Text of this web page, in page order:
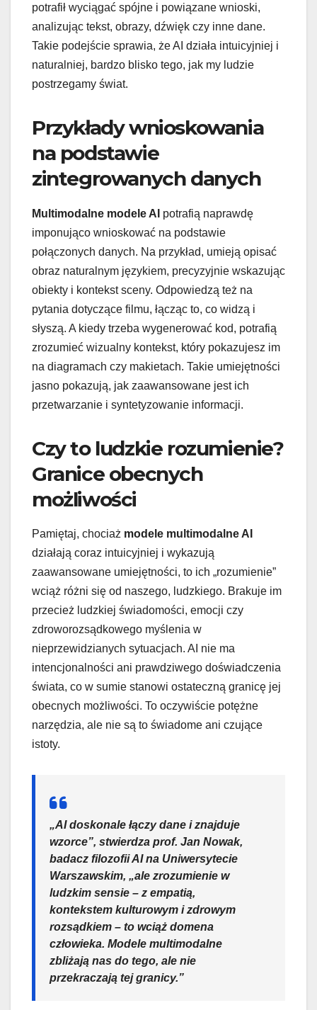
potrafił wyciągać spójne i powiązane wnioski,
analizując tekst, obrazy, dźwięk czy inne dane.
Takie podejście sprawia, że AI działa intuicyjniej i
naturalniej, bardzo blisko tego, jak my ludzie
postrzegamy świat.
Przykłady wnioskowania
na podstawie
zintegrowanych danych
Multimodalne modele AI potrafią naprawdę
imponująco wnioskować na podstawie
połączonych danych. Na przykład, umieją opisać
obraz naturalnym językiem, precyzyjnie wskazując
obiekty i kontekst sceny. Odpowiedzą też na
pytania dotyczące filmu, łącząc to, co widzą i
słyszą. A kiedy trzeba wygenerować kod, potrafią
zrozumieć wizualny kontekst, który pokazujesz im
na diagramach czy makietach. Takie umiejętności
jasno pokazują, jak zaawansowane jest ich
przetwarzanie i syntetyzowanie informacji.
Czy to ludzkie rozumienie?
Granice obecnych
możliwości
Pamiętaj, chociaż modele multimodalne AI
działają coraz intuicyjniej i wykazują
zaawansowane umiejętności, to ich „rozumienie”
wciąż różni się od naszego, ludzkiego. Brakuje im
przecież ludzkiej świadomości, emocji czy
zdroworozsądkowego myślenia w
nieprzewidzianych sytuacjach. AI nie ma
intencjonalności ani prawdziwego doświadczenia
świata, co w sumie stanowi ostateczną granicę jej
obecnych możliwości. To oczywiście potężne
narzędzia, ale nie są to świadome ani czujące
istoty.
„AI doskonale łączy dane i znajduje
wzorce”, stwierdza prof. Jan Nowak,
badacz filozofii AI na Uniwersytecie
Warszawskim, „ale zrozumienie w
ludzkim sensie – z empatią,
kontekstem kulturowym i zdrowym
rozsądkiem – to wciąż domena
człowieka. Modele multimodalne
zbliżają nas do tego, ale nie
przekraczają tej granicy.”